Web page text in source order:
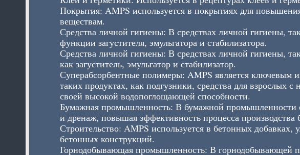
Покрытия: AMPS используется в покрытиях для
веществам.
Средства личной гигиены: В средствах личной гигиены,
функции загустителя, эмульгатора и стабилизатора.
Средства личной гигиены: В средствах личной гигиены,
как загуститель, эмульгатор и стабилизатор.
Суперабсорбентные полимеры: AMPS является ключевым
таких продуктах, как подгузники, средства для взрослых
своей высокой водопоглощающей способности.
Бумажная промышленность: В бумажной промышленности
и дренаж, повышая эффективность процесса производства
Строительство: AMPS используется в бетонных добавках,
бетонных конструкций.
Горнодобывающая промышленность: В горнодобывающей